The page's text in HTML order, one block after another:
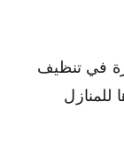
في تنظيف
للمنازل